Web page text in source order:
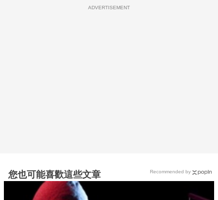
ADVERTISEMENT
您也可能喜歡這些文章 Recommended by